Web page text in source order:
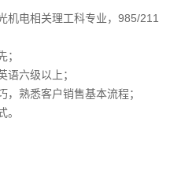
机电相关理工科专业，985/211
；
语六级以上；
，熟悉客户销售基本流程；
。